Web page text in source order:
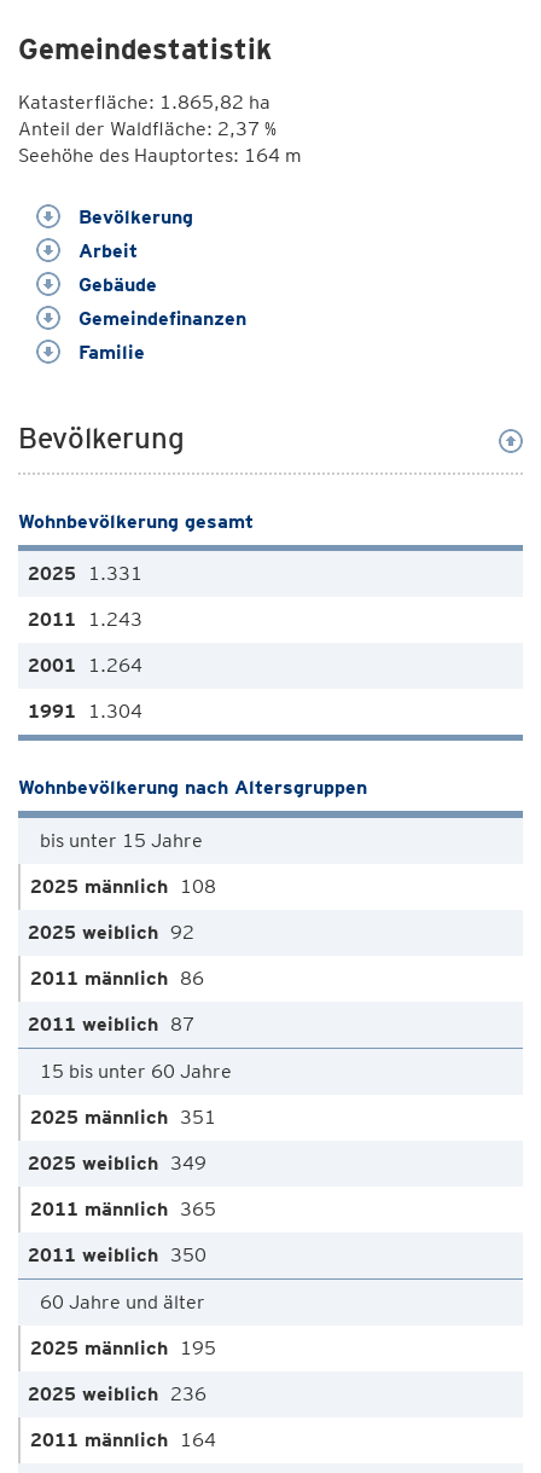
Gemeindestatistik
Katasterfläche: 1.865,82 ha
Anteil der Waldfläche: 2,37 %
Seehöhe des Hauptortes: 164 m
Bevölkerung
Arbeit
Gebäude
Gemeindefinanzen
Familie
Bevölkerung
Wohnbevölkerung gesamt
1.331
1.243
1.264
1.304
Wohnbevölkerung nach Altersgruppen
bis unter 15 Jahre
108
92
86
87
15 bis unter 60 Jahre
351
349
365
350
60 Jahre und älter
195
236
164